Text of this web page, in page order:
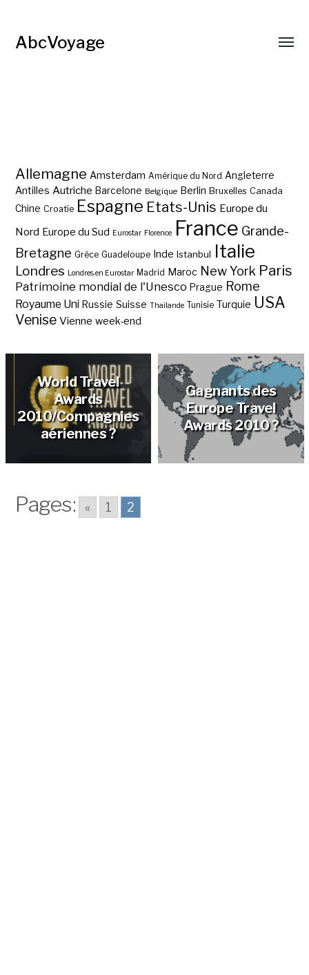
AbcVoyage
Allemagne Amsterdam Amérique du Nord Angleterre
Antilles Autriche Barcelone Belgique Berlin Bruxelles Canada
Chine Croatie Espagne Etats-Unis Europe du
Nord Europe du Sud Eurostar Florence France Grande-
Bretagne Grèce Guadeloupe Inde Istanbul Italie
Londres Londres en Eurostar Madrid Maroc New York Paris
Patrimoine mondial de l'Unesco Prague Rome
Royaume Uni Russie Suisse Thaïlande Tunisie Turquie USA
Venise Vienne week-end
World Travel
Awards
2010/Compagnies
aériennes ?
Gagnants des
Europe Travel
Awards 2010 ?
Pages: « 1 2